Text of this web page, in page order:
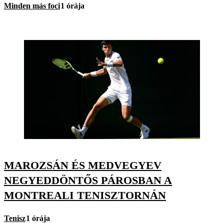
Minden más foci1 órája
MAROZSÁN ÉS MEDVEGYEV
NEGYEDDÖNTŐS PÁROSBAN A
MONTREALI TENISZTORNÁN
Tenisz1 órája